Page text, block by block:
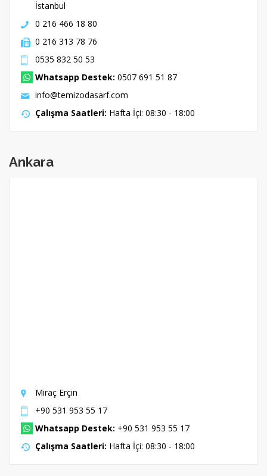
İstanbul
0 216 466 18 80
0 216 313 78 76
0535 832 50 53
Whatsapp Destek: 0507 691 51 87
info@temizodasarf.com
Çalışma Saatleri: Hafta İçi: 08:30 - 18:00
Ankara
Miraç Erçin
+90 531 953 55 17
Whatsapp Destek: +90 531 953 55 17
Çalışma Saatleri: Hafta İçi: 08:30 - 18:00